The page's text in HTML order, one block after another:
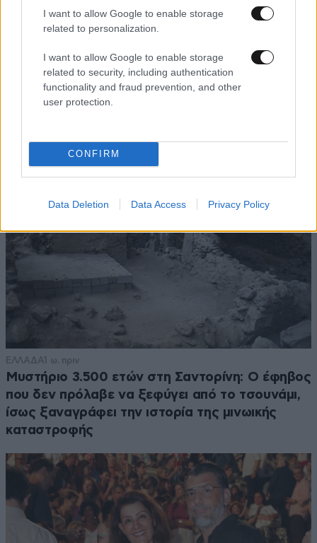
I want to allow Google to enable storage
related to personalization.
I want to allow Google to enable storage
related to security, including authentication
functionality and fraud prevention, and other
user protection.
CONFIRM
Data Deletion Data Access Privacy Policy
ΟΙΚΟΝΟΜΙΑ08·08·2026 13:03
Ποιοι φορολογούμενοι θα λάβουν email ή
τηλεφώνημα από την ΑΑΔΕ για φορολογικές
ΕΛΛΑΔΑ1 ω. πριν
Μυστήριο 3.500 ετών στη Σαντορίνη: Ο έφηβος
που δεν πρόλαβε να ξεφύγει από το τσουνάμι,
ίσως ξαναγράφει την ιστορία της μινωικής
καταστροφής